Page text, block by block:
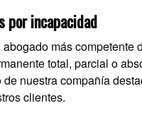
por incapacidad
más competente
total, parcial o
nuestra compañía
clientes.